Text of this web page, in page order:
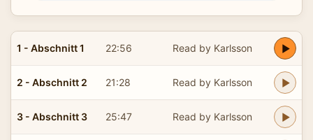
1 - Abschnitt 1 22:56 Read by Karlsson
2 - Abschnitt 2 21:28 Read by Karlsson
3 - Abschnitt 3 25:47 Read by Karlsson